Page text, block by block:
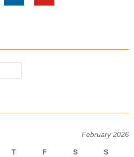
February 2026
T F S S